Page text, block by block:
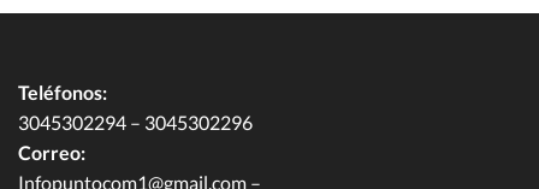
Teléfonos:
3045302294 – 3045302296
Correo:
Infopuntocom1@gmail.com –